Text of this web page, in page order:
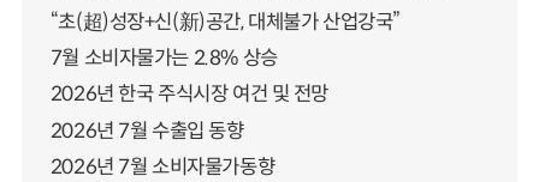
“초(超)성장+신(新)공간, 대체불가 산업강국”
7월 소비자물가는 2.8% 상승
2026년 한국 주식시장 여건 및 전망
2026년 7월 수출입 동향
2026년 7월 소비자물가동향